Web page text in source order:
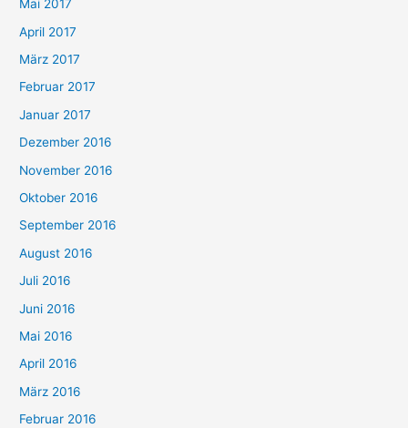
Mai 2017
April 2017
März 2017
Februar 2017
Januar 2017
Dezember 2016
November 2016
Oktober 2016
September 2016
August 2016
Juli 2016
Juni 2016
Mai 2016
April 2016
März 2016
Februar 2016